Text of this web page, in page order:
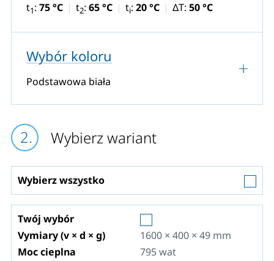
t1: 75 °C t2: 65 °C ti: 20 °C ΔT: 50 °C
Wybór koloru
Podstawowa biała
Wybierz wariant
Wybierz wszystko
Twój wybór
Vymiary (v × d × g)
1600 × 400 × 49 mm
Moc cieplna
795wat